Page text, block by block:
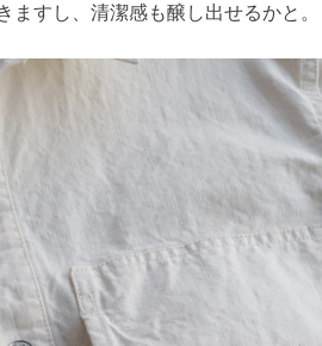
すし、清潔感も醸し出せるかと。